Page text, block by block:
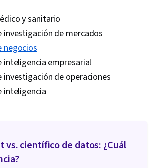
y sanitario
investigación de mercados
negocios
inteligencia empresarial
investigación de operaciones
inteligencia
vs. científico de datos: ¿Cuál